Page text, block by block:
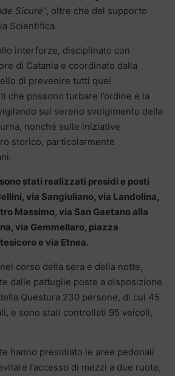
Sicure“, oltre che del supporto
Scientifica.
interforze, disciplinato con
di Catania e coordinato dalla
di prevenire tutti quei
che possono turbare l’ordine e la
sul sereno svolgimento della
nonché sulle iniziative
storico, particolarmente
stati realizzati presidi e posti
via Sangiuliano, via Landolina,
Massimo, via San Gaetano alla
via Gemmellaro, piazza
e via Etnea.
corso della sera e della notte,
dalle pattuglie poste a disposizione
Questura 230 persone, di cui 45
e sono stati controllati 95 veicoli,
hanno presidiato le aree pedonali
l’accesso di mezzi a due ruote,